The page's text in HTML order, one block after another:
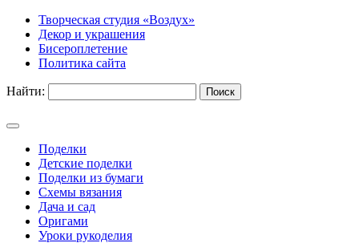
Творческая студия «Воздух»
Декор и украшения
Бисероплетение
Политика сайта
Найти:
Поделки
Детские поделки
Поделки из бумаги
Схемы вязания
Дача и сад
Оригами
Уроки рукоделия